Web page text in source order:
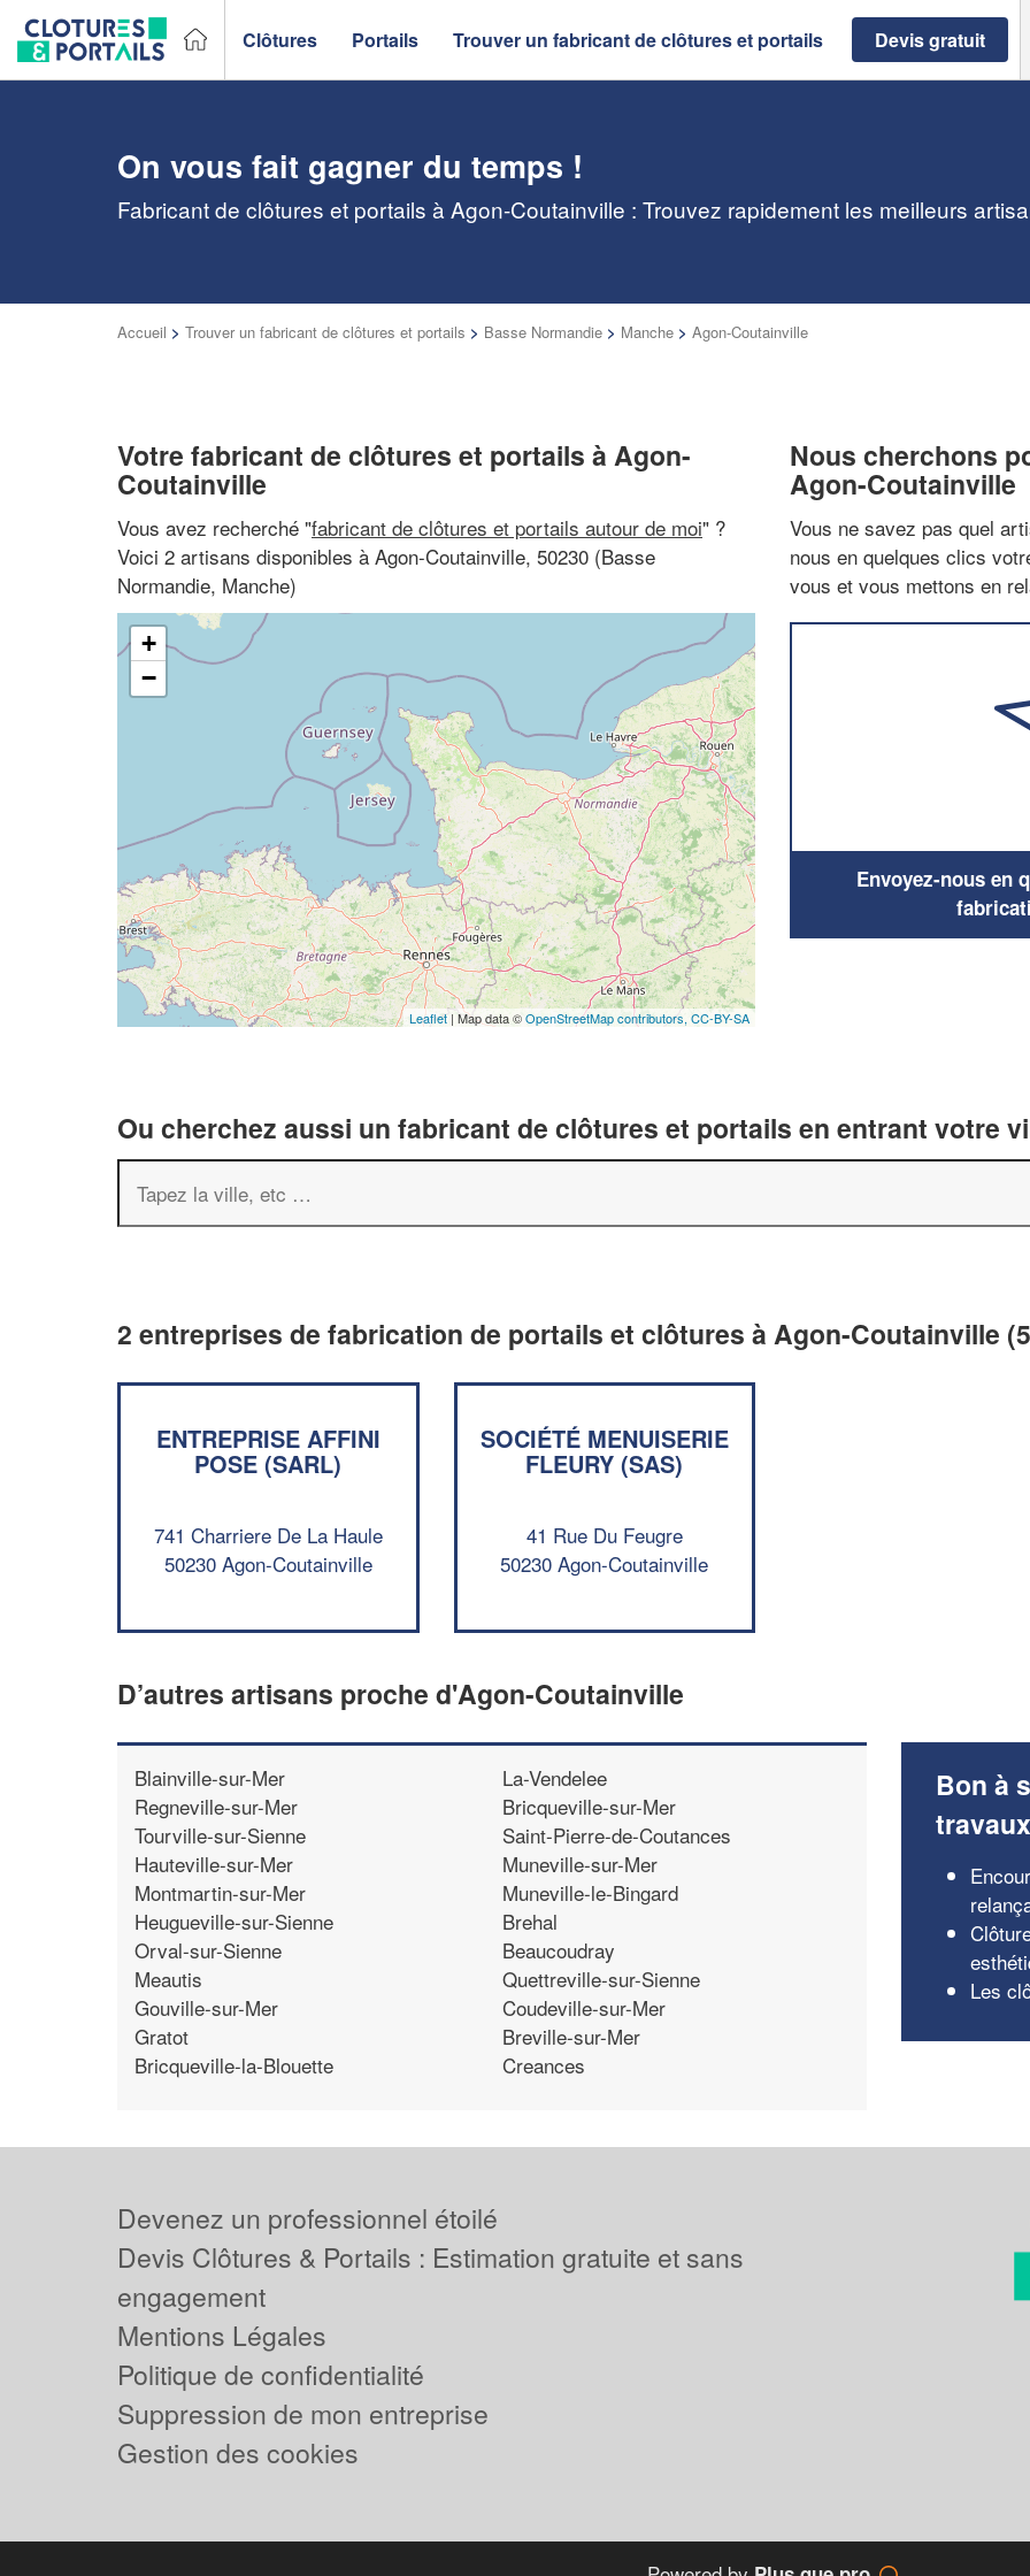
Clôtures Portails Trouver un fabricant de clôtures et portails Devis gratuit
On vous fait gagner du temps !
Fabricant de clôtures et portails à Agon-Coutainville : Trouvez rapidement les meilleurs
Accueil > Trouver un fabricant de clôtures et portails > Basse Normandie > Manche > Agon-Coutainville
Votre fabricant de clôtures et portails à Agon-
Coutainville
Vous avez recherché "fabricant de clôtures et portails autour de moi" ?
Voici 2 artisans disponibles à Agon-Coutainville, 50230 (Basse
Normandie, Manche)
+
−
Leaflet | Map data ©OpenStreetMap contributors, CC-BY-SA
Nous cherchons
Agon-Coutainville
Vous ne savez pas quel
nous en quelques clics
vous et vous mettons en
Envoyez-nous en
Ou cherchez aussi un fabricant de clôtures et portails en entrant votre
2 entreprises de fabrication de portails et clôtures à Agon-Coutainville
ENTREPRISE AFFINI
POSE (SARL)
741 Charriere De La Haule
50230 Agon-Coutainville
SOCIÉTÉ MENUISERIE
FLEURY (SAS)
41 Rue Du Feugre
50230 Agon-Coutainville
D’autres artisans proche d'Agon-Coutainville
Blainville-sur-Mer
Regneville-sur-Mer
Tourville-sur-Sienne
Hauteville-sur-Mer
Montmartin-sur-Mer
Heugueville-sur-Sienne
Orval-sur-Sienne
Meautis
Gouville-sur-Mer
Gratot
Bricqueville-la-Blouette
La-Vendelee
Bricqueville-sur-Mer
Saint-Pierre-de-Coutances
Muneville-sur-Mer
Muneville-le-Bingard
Brehal
Beaucoudray
Quettreville-sur-Sienne
Coudeville-sur-Mer
Breville-sur-Mer
Creances
Bon à
travaux
Les
Devenez un professionnel étoilé
Devis Clôtures & Portails : Estimation gratuite et sans
engagement
Mentions Légales
Politique de confidentialité
Suppression de mon entreprise
Gestion des cookies